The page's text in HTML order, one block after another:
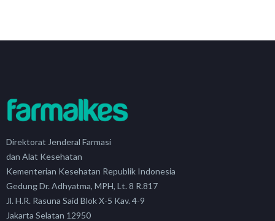
Direktorat Jenderal Farmasi
dan Alat Kesehatan
Kementerian Kesehatan Republik Indonesia
Gedung Dr. Adhyatma, MPH, Lt. 8 R.817
Jl. H.R. Rasuna Said Blok X-5 Kav. 4-9
Jakarta Selatan 12950